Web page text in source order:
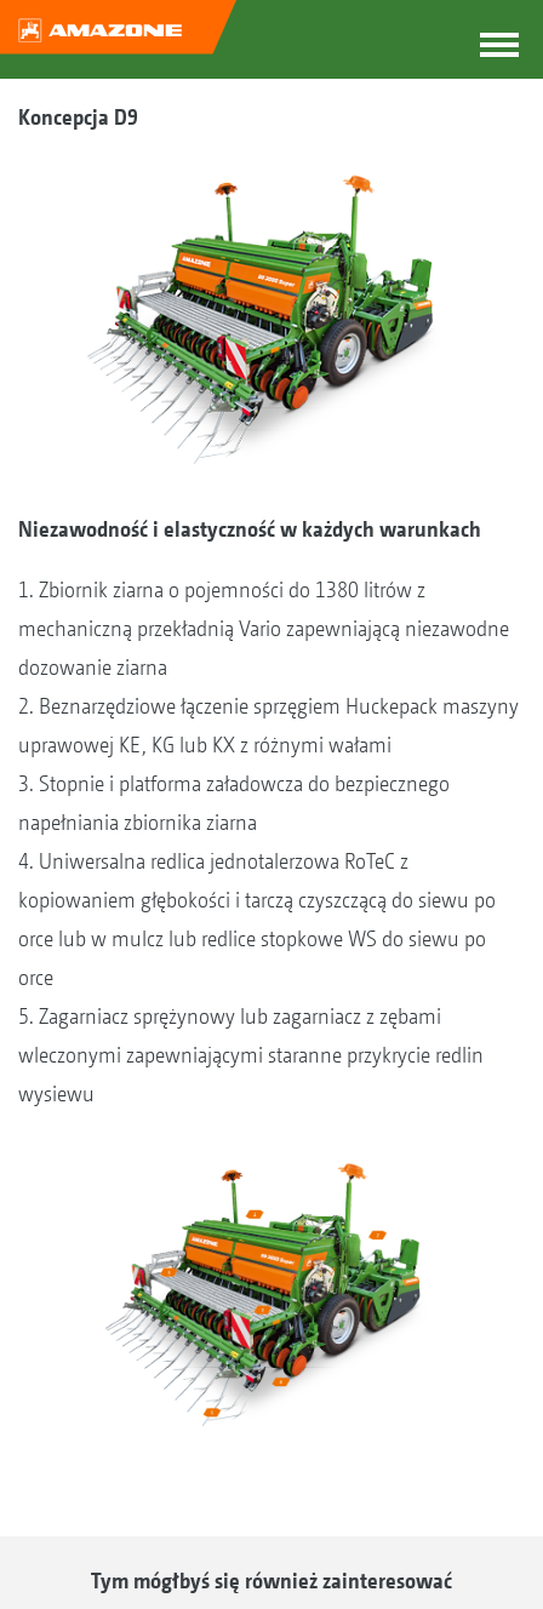
Koncepcja D9
Niezawodność i elastyczność w każdych warunkach
1. Zbiornik ziarna o pojemności do 1380 litrów z
mechaniczną przekładnią Vario zapewniającą niezawodne
dozowanie ziarna
2. Beznarzędziowe łączenie sprzęgiem Huckepack maszyny
uprawowej KE, KG lub KX z różnymi wałami
3. Stopnie i platforma załadowcza do bezpiecznego
napełniania zbiornika ziarna
4. Uniwersalna redlica jednotalerzowa RoTeC z
kopiowaniem głębokości i tarczą czyszczącą do siewu po
orce lub w mulcz lub redlice stopkowe WS do siewu po
orce
5. Zagarniacz sprężynowy lub zagarniacz z zębami
wleczonymi zapewniającymi staranne przykrycie redlin
wysiewu
Tym mógłbyś się również zainteresować